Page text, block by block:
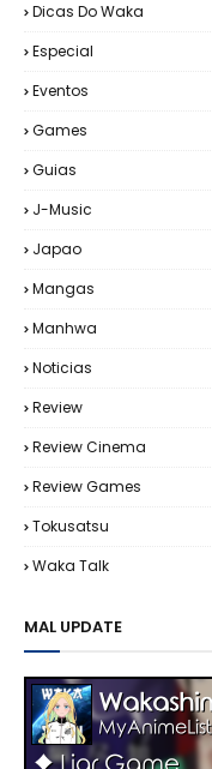
Dicas Do Waka
Especial
Eventos
Games
Guias
J-Music
Japao
Mangas
Manhwa
Noticias
Review
Review Cinema
Review Games
Tokusatsu
Waka Talk
MAL UPDATE